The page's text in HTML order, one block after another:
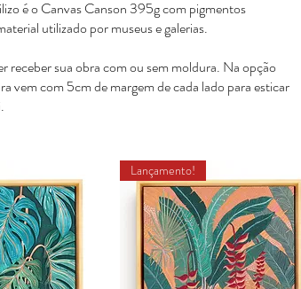
é o Canvas Canson 395g com pigmentos
utilizado por museus e galerias.
receber sua obra com ou sem moldura. Na opção
vem com 5cm de margem de cada lado para esticar
Lançamento!